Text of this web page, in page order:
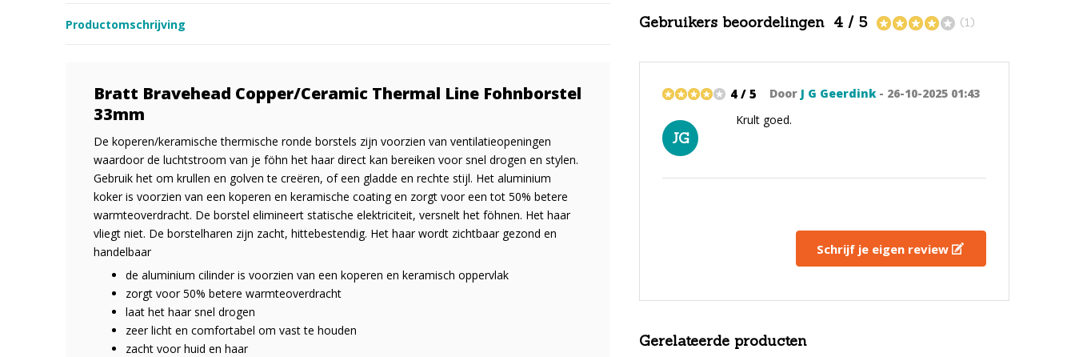
Productomschrijving
Bratt Bravehead Copper/Ceramic Thermal Line Fohnborstel
33mm
De koperen/keramische thermische ronde borstels zijn voorzien van ventilatieopeningen
waardoor de luchtstroom van je föhn het haar direct kan bereiken voor snel drogen en stylen.
Gebruik het om krullen en golven te creëren, of een gladde en rechte stijl. Het aluminium
koker is voorzien van een koperen en keramische coating en zorgt voor een tot 50% betere
warmteoverdracht. De borstel elimineert statische elektriciteit, versnelt het föhnen. Het haar
vliegt niet. De borstelharen zijn zacht, hittebestendig. Het haar wordt zichtbaar gezond en
handelbaar
de aluminium cilinder is voorzien van een koperen en keramisch oppervlak
zorgt voor 50% betere warmteoverdracht
laat het haar snel drogen
zeer licht en comfortabel om vast te houden
zacht voor huid en haar
Gebruikers beoordelingen 4 / 5 (1)
JG
Door J G Geerdink- 26-10-2025 01:43
4 / 5
Krult goed.
Schrijf je eigen review
Gerelateerde producten